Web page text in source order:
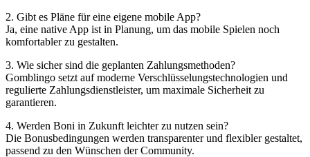
2. Gibt es Pläne für eine eigene mobile App?
Ja, eine native App ist in Planung, um das mobile Spielen noch
komfortabler zu gestalten.
3. Wie sicher sind die geplanten Zahlungsmethoden?
Gomblingo setzt auf moderne Verschlüsselungstechnologien und
regulierte Zahlungsdienstleister, um maximale Sicherheit zu
garantieren.
4. Werden Boni in Zukunft leichter zu nutzen sein?
Die Bonusbedingungen werden transparenter und flexibler gestaltet,
passend zu den Wünschen der Community.